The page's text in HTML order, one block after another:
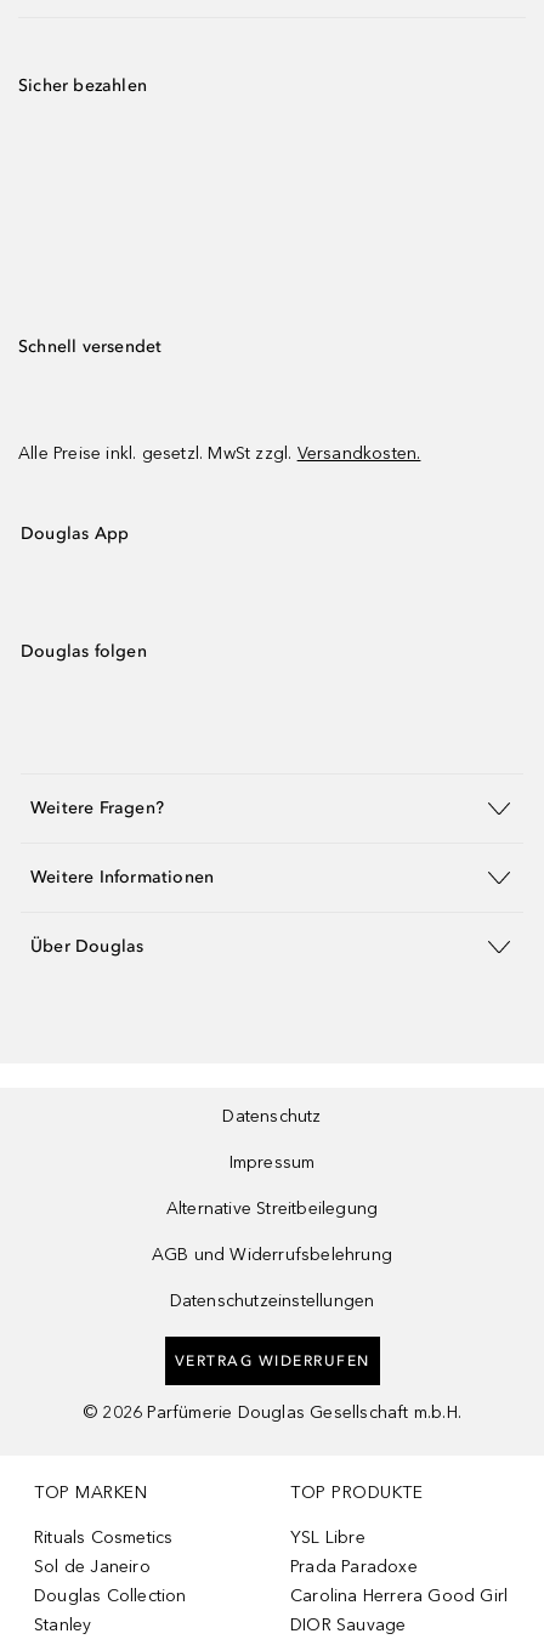
Sicher bezahlen
Schnell versendet
Alle Preise inkl. gesetzl. MwSt zzgl. Versandkosten.
Douglas App
Douglas folgen
Weitere Fragen?
Weitere Informationen
Über Douglas
Datenschutz
Impressum
Alternative Streitbeilegung
AGB und Widerrufsbelehrung
Datenschutzeinstellungen
VERTRAG WIDERRUFEN
© 2026 Parfümerie Douglas Gesellschaft m.b.H.
TOP MARKEN
Rituals Cosmetics
Sol de Janeiro
Douglas Collection
Stanley
TOP PRODUKTE
YSL Libre
Prada Paradoxe
Carolina Herrera Good Girl
DIOR Sauvage